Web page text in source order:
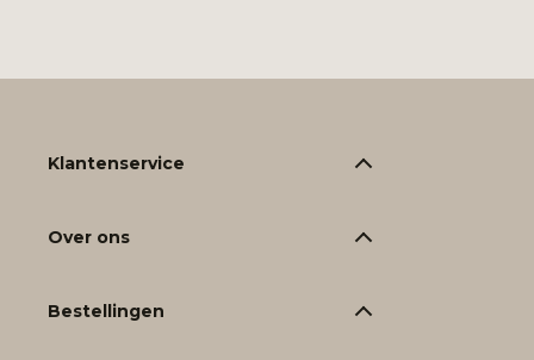
Klantenservice
Over ons
Bestellingen